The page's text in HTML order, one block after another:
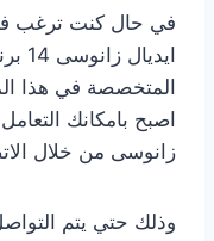
في حال كنت ترغب في
المتخصصة في هذا
اصبح بامكانك
زانوسى من خلال
وذلك حتي يتم